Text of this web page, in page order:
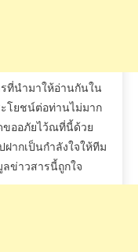
รที่นำมาให้อ่านกันใน
โยชน์ต่อท่านไม่มาก
ขออภัยไว้ณที่นี้ด้วย
ากเป็นกำลังใจให้ทีม
ข่าวสารนี้ถูกใจ